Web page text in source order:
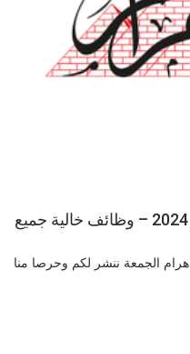
وظائف اهرام الجمعة 18 اكتوبر 2024 – وظائف خالية جميع
الجمعة ننشر لكم وحرصا منا